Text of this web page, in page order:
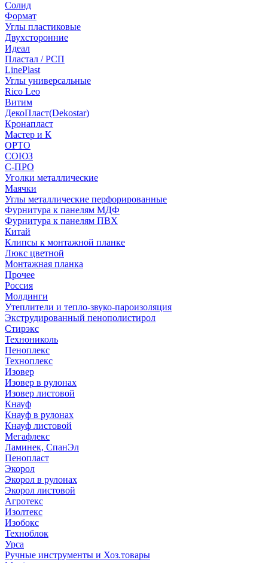
Солид
Формат
Углы пластиковые
Двухсторонние
Идеал
Пластал / РСП
LinePlast
Углы универсальные
Rico Leo
Витим
ДекоПласт(Dekostar)
Кронапласт
Мастер и К
ОРТО
СОЮЗ
С-ПРО
Уголки металлические
Маячки
Углы металлические перфорированные
Фурнитура к панелям МДФ
Фурнитура к панелям ПВХ
Китай
Клипсы к монтажной планке
Люкс цветной
Монтажная планка
Прочее
Россия
Молдинги
Утеплители и тепло-звуко-пароизоляция
Экструдированный пенополистирол
Стирэкс
Технониколь
Пеноплекс
Техноплекс
Изовер
Изовер в рулонах
Изовер листовой
Кнауф
Кнауф в рулонах
Кнауф листовой
Мегафлекс
Ламинек, СпанЭл
Пенопласт
Экорол
Экорол в рулонах
Экорол листовой
Агротекс
Изолтекс
Изобокс
Техноблок
Урса
Ручные инструменты и Хоз.товары